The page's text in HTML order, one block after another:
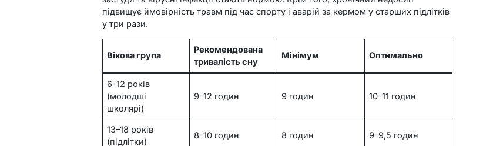
підвищує ймовірність травм під час спорту і аварій за кермом у старших підлітків
у три рази.
Вікова група
Рекомендована
тривалість сну
Мінімум Оптимально
6–12 років
(молодші
школярі)
9–12 годин 9 годин 10–11 годин
13–18 років
(підлітки)
8–10 годин 8 годин 9–9,5 годин